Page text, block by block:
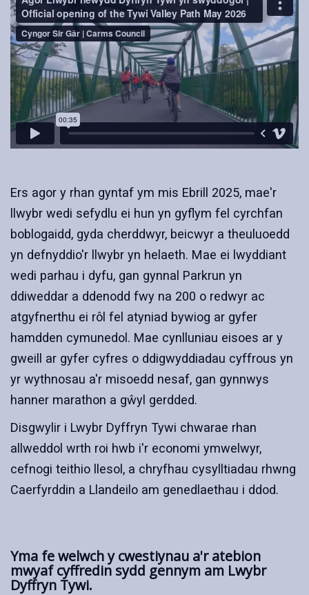
Ers agor y rhan gyntaf ym mis Ebrill 2025, mae'r
llwybr wedi sefydlu ei hun yn gyflym fel cyrchfan
boblogaidd, gyda cherddwyr, beicwyr a theuluoedd
yn defnyddio'r llwybr yn helaeth. Mae ei lwyddiant
wedi parhau i dyfu, gan gynnal Parkrun yn
ddiweddar a ddenodd fwy na 200 o redwyr ac
atgyfnerthu ei rôl fel atyniad bywiog ar gyfer
hamdden cymunedol. Mae cynlluniau eisoes ar y
gweill ar gyfer cyfres o ddigwyddiadau cyffrous yn
yr wythnosau a'r misoedd nesaf, gan gynnwys
hanner marathon a gŵyl gerdded.
Disgwylir i Lwybr Dyffryn Tywi chwarae rhan
allweddol wrth roi hwb i'r economi ymwelwyr,
cefnogi teithio llesol, a chryfhau cysylltiadau rhwng
Caerfyrddin a Llandeilo am genedlaethau i ddod.
Yma fe welwch y cwestiynau a'r atebion
mwyaf cyffredin sydd gennym am Lwybr
Dyffryn Tywi.